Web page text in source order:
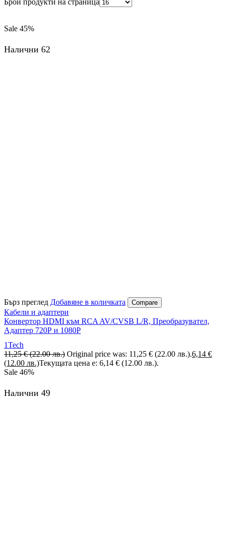
Sale 45%
Налични 62
Бърз преглед Добавяне в количката Compare
Кабели и адаптери
Конвертор HDMI към RCA AV/CVSB L/R, Преобразувател,
Адаптер 720Р и 1080Р
1Tech
11,25€ (22.00 лв.) Original price was: 11,25 € (22.00 лв.).6,14 €
(12.00 лв.)Текущата цена е: 6,14 € (12.00 лв.).
Sale 46%
Налични 49